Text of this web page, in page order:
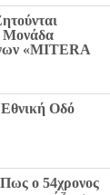
Μονάδα
«MITERA
Οδό
ο 54χρονος